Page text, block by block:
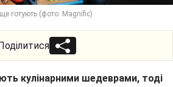
готують (фото: Magnific)
кулінарними шедеврами, тоді